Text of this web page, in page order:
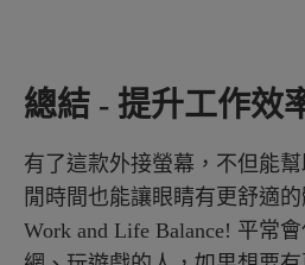
總結 - 提升工作效
有了這款外接螢幕，不但能
閒時間也能讓眼睛有更舒適
Work and Life Balance! 平常